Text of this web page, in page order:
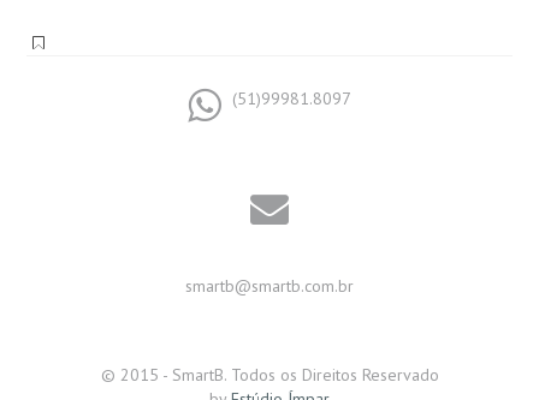
(51)99981.8097
smartb@smartb.com.br
© 2015 - SmartB. Todos os Direitos Reservado